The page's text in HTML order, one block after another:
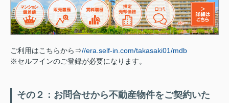
ご利用はこちらから⇒//era.self-in.com/takasaki01/mdb
※セルフインのご登録が必要になります。
その２：お問合せから不動産物件をご契約いた